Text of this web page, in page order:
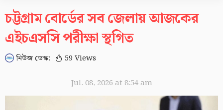
চট্টগ্রাম বোর্ডের সব জেলায় আজকের
এইচএসসি পরীক্ষা স্থগিত
নিউজ ডেস্ক: 59 Views
Jul. 08, 2026 at 8:54 am